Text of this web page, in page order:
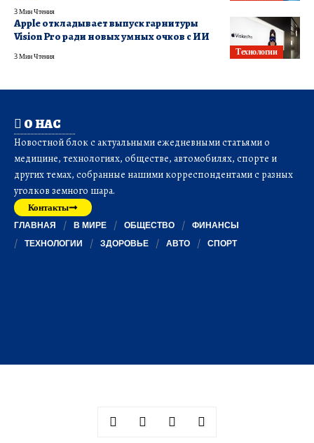
3 Мин Чтения
Технологии
Apple откладывает выпуск гарнитуры
Vision Pro ради новых умных очков с ИИ
3 Мин Чтения
О НАС
Новостной блок с актуальными ежедневными статьями о
медицине, технологиях, обществе, автомобилях, спорте и
других темах, собранные нашими корреспондентами с разных
уголков земного шара.
Контакты
ГЛАВНАЯ В МИРЕ ОБЩЕСТВО
ФИНАНСЫ
ТЕХНОЛОГИИ
ЗДОРОВЬЕ АВТО СПОРТ